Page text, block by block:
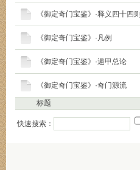
《御定奇门宝鉴》·释义四十四则
《御定奇门宝鉴》·凡例
《御定奇门宝鉴》·遁甲总论
《御定奇门宝鉴》·奇门源流
标题
快速搜索：